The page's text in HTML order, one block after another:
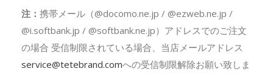
注： 携帯メール（@docomo.ne.jp / @ezweb.ne.jp /
@i.softbank.jp / @softbank.ne.jp）アドレスでのご注文
の場合 受信制限されている場合、当店メールアドレス
service@tetebrand.comへの受信制限解除お願い致しま